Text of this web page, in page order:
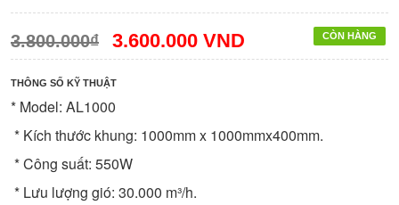
CÒN HÀNG
3.800.000₫ 3.600.000 VND
THÔNG SỐ KỸ THUẬT
* Model: AL1000
* Kích thước khung: 1000mm x 1000mmx400mm.
* Công suất: 550W
* Lưu lượng gió: 30.000 m³/h.